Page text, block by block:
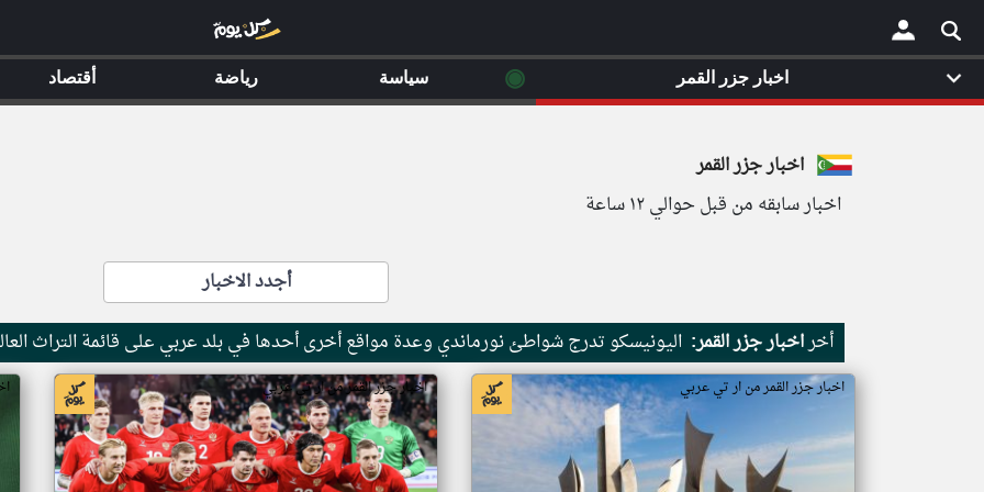
×
اخبار جزر القمر
اخبار سابقه من قبل حوالي ١٢ ساعة
أجدد الاخبار
أخراخبار جزر القمر: اليونيسكو تدرج شواطئ نورماندي وعدة مواقع أخرى أحدها في بلد عربي على قائمة التراث
اخبار جزر القمر من ار تي عربي اخبار جزر القمر من ار تي عربي
اخبار جزر القمر ◉ سياسة رياضة أقتصاد